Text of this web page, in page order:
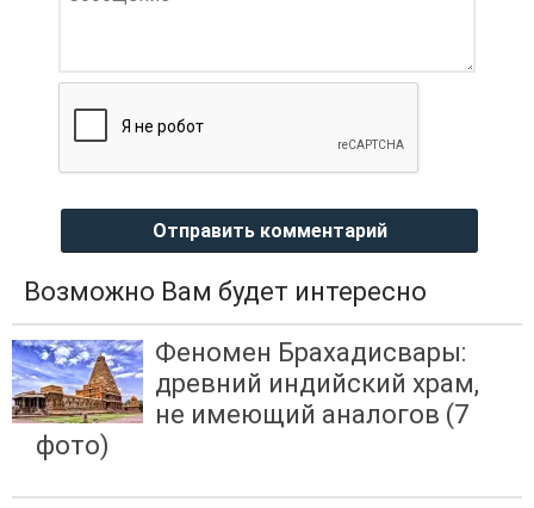
Отправить комментарий
Возможно Вам будет интересно
Феномен Брахадисвары:
древний индийский храм,
не имеющий аналогов (7
фото)